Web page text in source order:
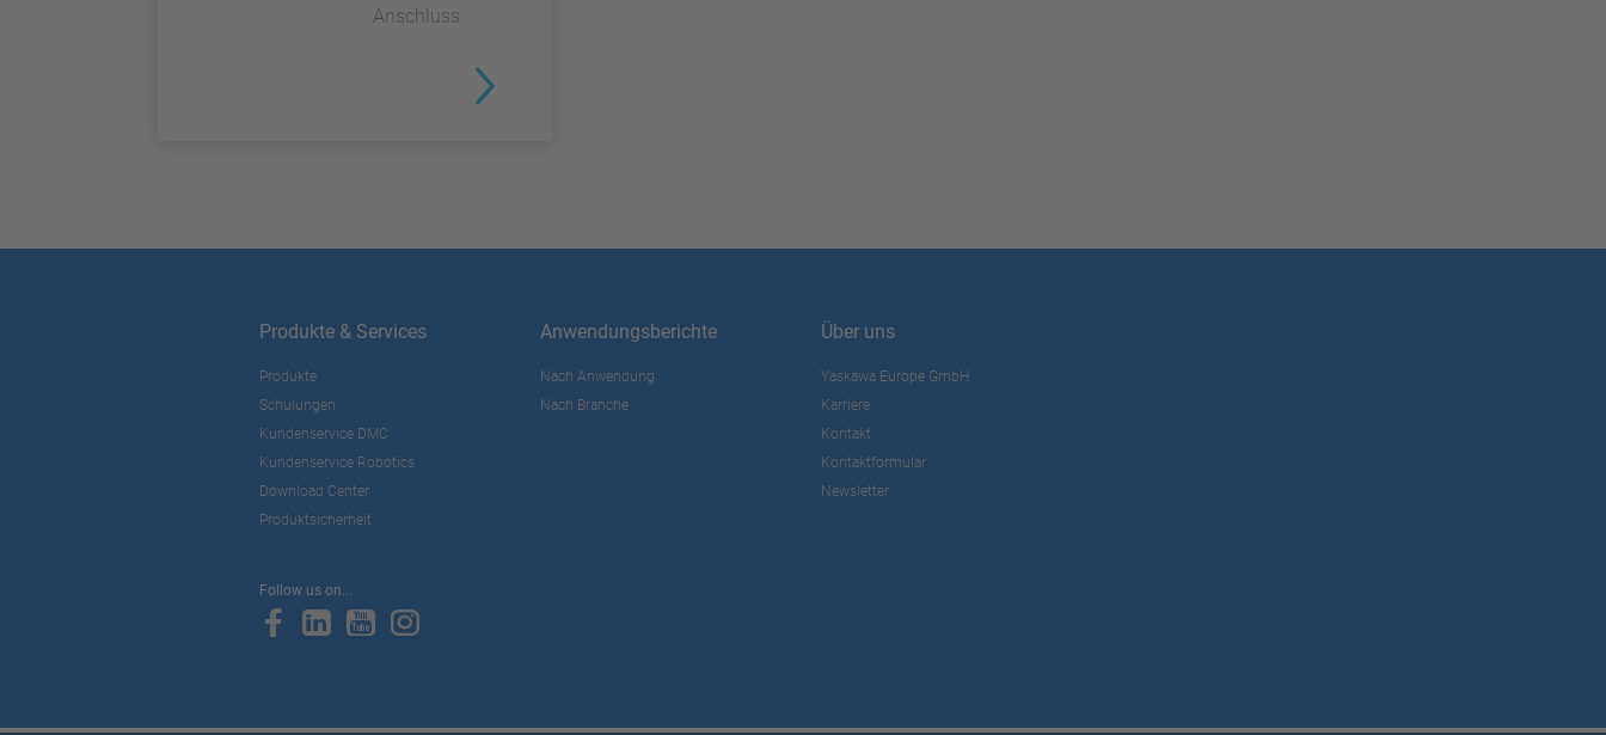
Anschluss
Produkte & Services
Produkte
Schulungen
Kundenservice DMC
Kundenservice Robotics
Download Center
Produktsicherheit
Anwendungsberichte
Nach Anwendung
Nach Branche
Über uns
Yaskawa Europe GmbH
Karriere
Kontakt
Kontaktformular
Newsletter
Follow us on...